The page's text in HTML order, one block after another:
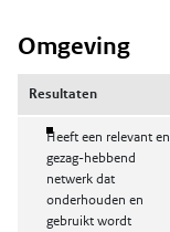
Omgeving
Resultaten
Heeft een relevant en
gezag-hebbend
netwerk dat
onderhouden en
gebruikt wordt